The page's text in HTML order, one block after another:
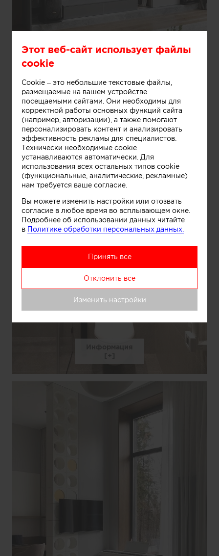
Информация
Этот веб-сайт использует файлы
cookie
Cookie – это небольшие текстовые файлы,
размещаемые на вашем устройстве
посещаемыми сайтами. Они необходимы для
корректной работы основных функций сайта
(например, авторизации), а также помогают
персонализировать контент и анализировать
эффективность рекламы для специалистов.
Технически необходимые cookie
устанавливаются автоматически. Для
использования всех остальных типов cookie
(функциональные, аналитические, рекламные)
нам требуется ваше согласие.
Вы можете изменить настройки или отозвать
согласие в любое время во всплывающем окне.
Подробнее об использовании данных читайте
в Политике обработки персональных данных.
Принять все
Отклонить все
Изменить настройки